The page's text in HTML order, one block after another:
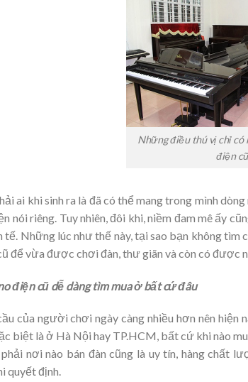
Những điều thú vị chỉ có
điện cũ
ai khi sinh ra là đã có thể mang trong mình
nói riêng. Tuy nhiên, đôi khi, niềm đam mê ấy
tế. Những lúc như thế này, tại sao bạn không tìm
để vừa được chơi đàn, thư giãn và còn có được
điện cũ dễ dàng tìm mua ở bất cứ đâu
của người chơi ngày càng nhiều hơn nên
biệt là ở Hà Nội hay TP.HCM, bất cứ khi nào
nơi nào bán đàn cũng là uy tín, hàng chất
quyết định.